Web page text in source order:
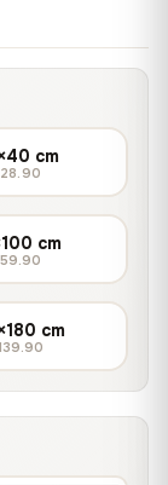
cm
cm
cm